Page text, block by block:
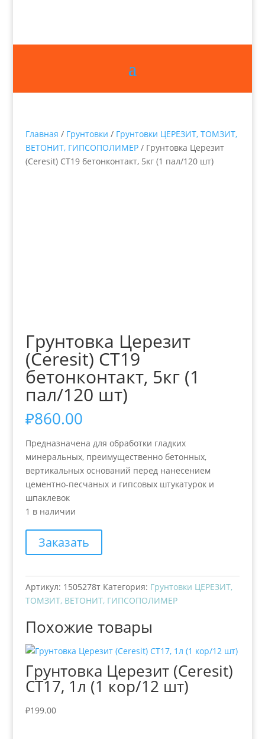
Главная / Грунтовки / Грунтовки ЦЕРЕЗИТ, ТОМЗИТ,
ВЕТОНИТ, ГИПСОПОЛИМЕР/ Грунтовка Церезит
(Ceresit) СТ19 бетонконтакт, 5кг (1 пал/120 шт)
Грунтовка Церезит
(Ceresit) СТ19
бетонконтакт, 5кг (1
пал/120 шт)
₽860.00
Предназначена для обработки гладких
минеральных, преимущественно бетонных,
вертикальных оснований перед нанесением
цементно-песчаных и гипсовых штукатурок и
шпаклевок
1 в наличии
Заказать
Артикул: 1505278т Категория: Грунтовки ЦЕРЕЗИТ,
ТОМЗИТ, ВЕТОНИТ, ГИПСОПОЛИМЕР
Похожие товары
Грунтовка Церезит (Ceresit)
СТ17, 1л (1 кор/12 шт)
₽199.00